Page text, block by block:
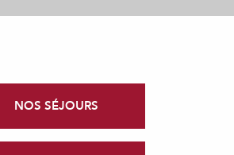
NOS SÉJOURS